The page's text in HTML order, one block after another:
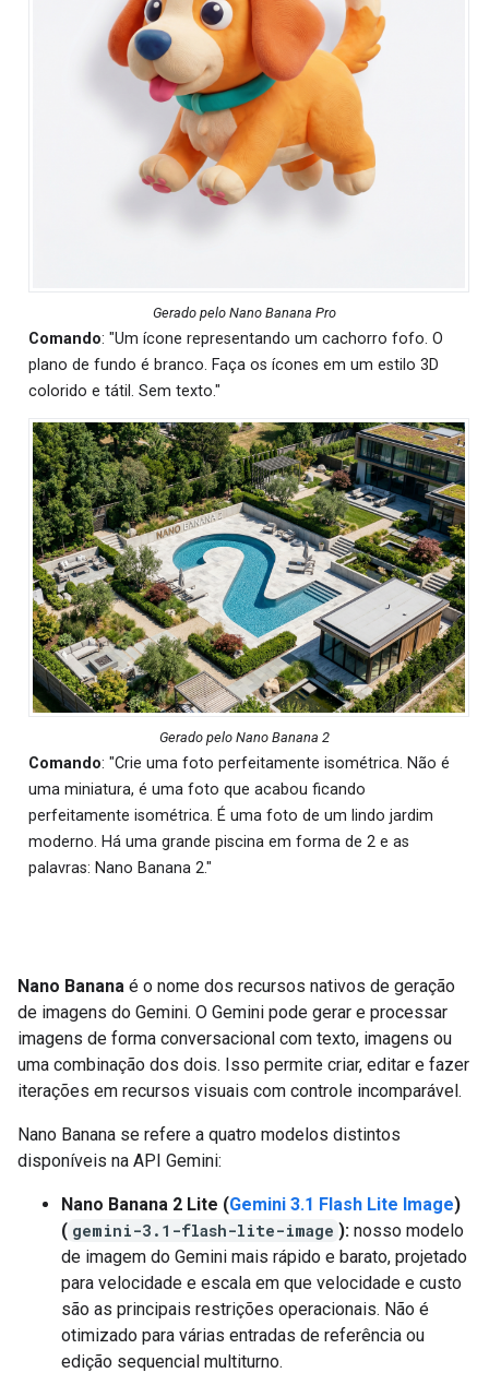
Gerado pelo Nano Banana Pro
Comando: "Um ícone representando um cachorro fofo. O
plano de fundo é branco. Faça os ícones em um estilo 3D
colorido e tátil. Sem texto."
Gerado pelo Nano Banana 2
Comando: "Crie uma foto perfeitamente isométrica. Não é
uma miniatura, é uma foto que acabou ficando
perfeitamente isométrica. É uma foto de um lindo jardim
moderno. Há uma grande piscina em forma de 2 e as
palavras: Nano Banana 2."
Nano Banana é o nome dos recursos nativos de geração
de imagens do Gemini. O Gemini pode gerar e processar
imagens de forma conversacional com texto, imagens ou
uma combinação dos dois. Isso permite criar, editar e fazer
iterações em recursos visuais com controle incomparável.
Nano Banana se refere a quatro modelos distintos
disponíveis na API Gemini:
Nano Banana 2 Lite (Gemini 3.1 Flash Lite Image)
( gemini-3.1-flash-lite-image ): nosso modelo
de imagem do Gemini mais rápido e barato, projetado
para velocidade e escala em que velocidade e custo
são as principais restrições operacionais. Não é
otimizado para várias entradas de referência ou
edição sequencial multiturno.